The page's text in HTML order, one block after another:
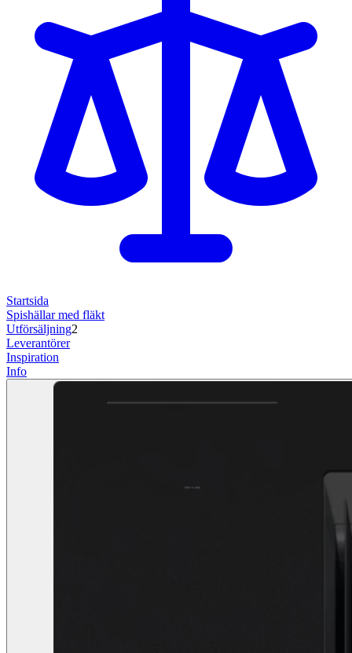
Startsida
Spishällar med fläkt
Utförsäljning2
Leverantörer
Inspiration
Info